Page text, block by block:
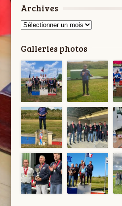
Archives
Archives
Galleries photos